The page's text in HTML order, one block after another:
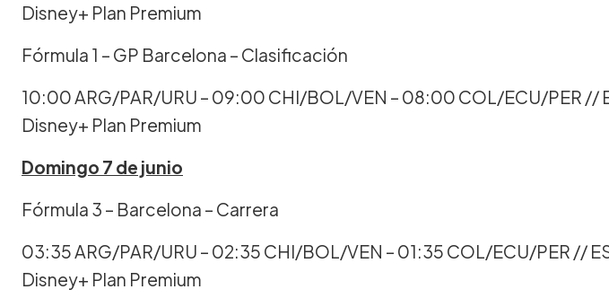
Disney+ Plan Premium
Fórmula 1 – GP Barcelona – Clasificación
10:00 ARG/PAR/URU – 09:00 CHI/BOL/VEN – 08:00 COL/ECU/PER //
Disney+ Plan Premium
Domingo 7 de junio
Fórmula 3 – Barcelona – Carrera
03:35 ARG/PAR/URU – 02:35 CHI/BOL/VEN – 01:35 COL/ECU/PER //
Disney+ Plan Premium